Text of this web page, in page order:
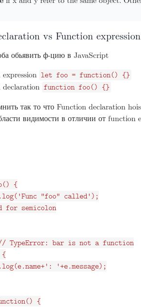
vs Function expression
обьявить ф-цию в JavaScript
let foo = function() {}
function foo() {}
так то что Function declaration
видимости в отличии от function
{
"foo" called');
for semicolon
TypeError: bar is not a function
{
'+e.message);
{